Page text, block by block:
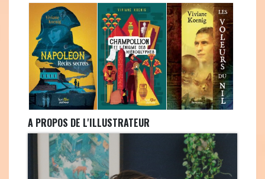
A PROPOS DE L'ILLUSTRATEUR